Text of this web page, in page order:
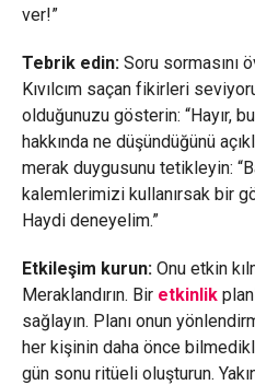
ver!”
Tebrik edin:Soru sormasını
Kıvılcım saçan fikirleri
olduğunuzu gösterin: “Hayır,
hakkında ne düşündüğünü
merak duygusunu tetikleyin:
kalemlerimizi kullanırsak bir
Haydi deneyelim.”
Etkileşim kurun:Onu etkin
Meraklandırın. Bir etkinlik
sağlayın. Planı onun
her kişinin daha önce
gün sonu ritüeli oluşturun.